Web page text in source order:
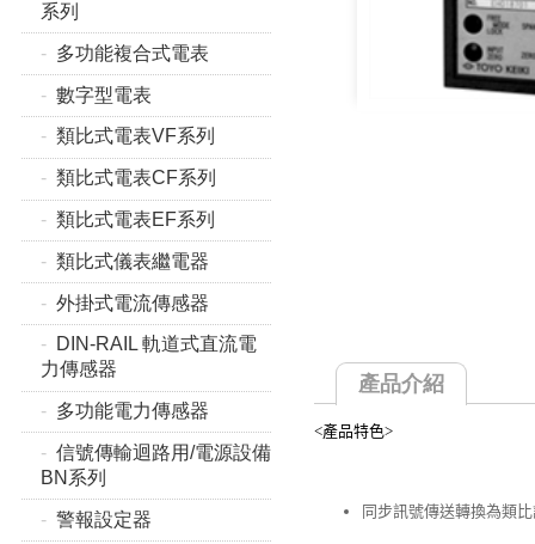
系列
多功能複合式電表
數字型電表
類比式電表VF系列
類比式電表CF系列
類比式電表EF系列
類比式儀表繼電器
外掛式電流傳感器
DIN-RAIL 軌道式直流電
力傳感器
多功能電力傳感器
信號傳輸迴路用/電源設備
BN系列
警報設定器
產品介紹
<產品特色>
同步訊號傳送轉換為類